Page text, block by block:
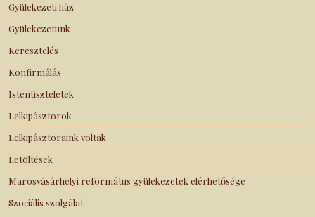
Gyülekezeti ház
Gyülekezetünk
Keresztelés
Konfirmálás
Istentiszteletek
Lelkipásztorok
Lelkipásztoraink voltak
Letöltések
Marosvásárhelyi református gyülekezetek elérhetősége
Szociális szolgálat